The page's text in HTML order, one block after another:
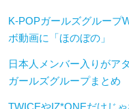
K-POPガールズグループ
ボ動画に「ほのぼの」
日本人メンバー入りがア
ガールズグループまとめ
TWICEやIZ*ONEだけじ